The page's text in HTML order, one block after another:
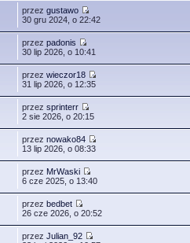
przezgustawo
30 gru 2024, o 22:42
przezpadonis
30 lip 2026, o 10:41
przezwieczor18
31 lip 2026, o 12:35
przezsprinterr
2 sie 2026, o 20:15
przeznowako84
13 lip 2026, o 08:33
przez MrWaski
6 cze 2025, o 13:40
przezbedbet
26 cze 2026, o 20:52
przezJulian_92